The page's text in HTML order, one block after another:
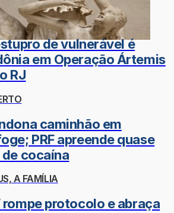
de vulnerável é
em Operação Ártemis
RJ
caminhão em
PRF apreende quase
cocaína
A FAMÍLIA
rompe protocolo e abraça